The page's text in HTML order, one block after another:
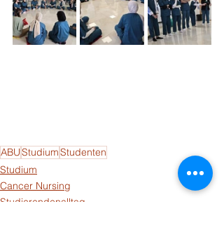
ABUStudiumStudenten
Studium
Cancer Nursing
Studierendenalltag